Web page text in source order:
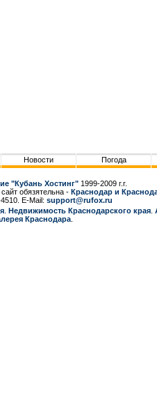
Новости Погода
"Кубань Хостинг" 1999-2009 г.г.
обязятельна - Краснодар и
E-Mail: support@rufox.ru
Недвижимость Краснодарcкого края
Краснодара